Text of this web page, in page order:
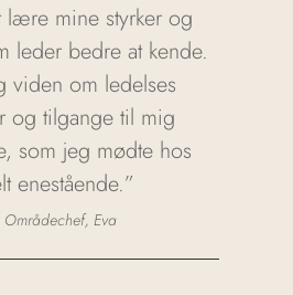
lære mine styrker og
leder bedre at kende.
viden om ledelses
og tilgange til mig
som jeg mødte hos
enestående.”
Eva